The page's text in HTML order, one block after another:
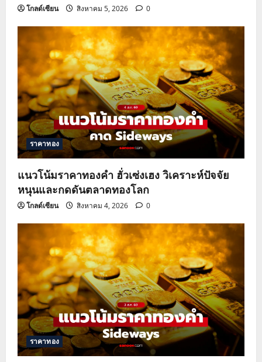
โกลด์เซียน สิงหาคม 5, 2026 0
ราคาทอง
แนวโน้มราคาทองคำ ฮั่วเซ่งเฮง วิเคราะห์ปัจจัย
หนุนและกดดันตลาดทองโลก
โกลด์เซียน สิงหาคม 4, 2026 0
ราคาทอง